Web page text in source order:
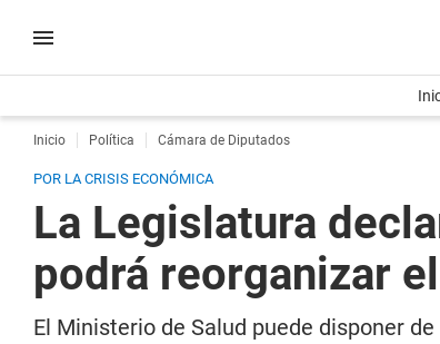
Inicio Política Cámara de Diputados
POR LA CRISIS ECONÓMICA
La Legislatura
podrá reorganizar
El Ministerio de Salud puede disponer